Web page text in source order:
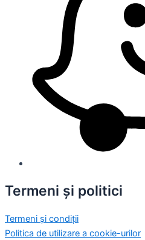
Termeni și politici
Termeni și condiții
Politica de utilizare a cookie-urilor